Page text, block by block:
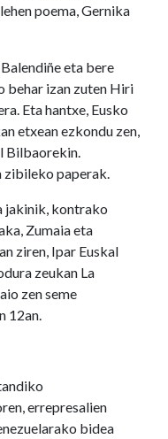
poema, Gernika
eta bere
behar izan zuten Hiri
Eta hantxe, Eusko
etxean ezkondu zen,
Bilbaorekin.
paperak.
jakinik, kontrako
Zumaia eta
ziren, Ipar Euskal
zeukan La
zen seme
12an.
errepresalien
bidea